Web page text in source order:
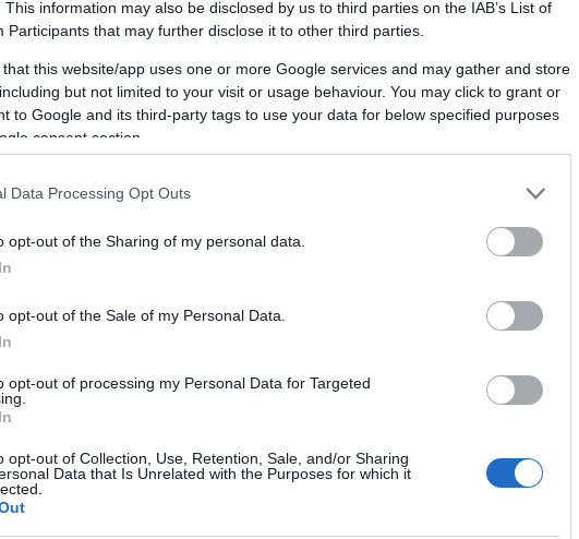
This information may also be disclosed by us to third parties on the IAB’s List of
Participants that may further disclose it to other third parties.
that this website/app uses one or more Google services and may gather and store
but not limited to your visit or usage behaviour. You may click to grant or
to Google and its third-party tags to use your data for below specified purposes
consent section.
Data Processing Opt Outs
opt-out of the Sharing of my personal data.
opt-out of the Sale of my Personal Data.
opt-out of processing my Personal Data for Targeted
opt-out of Collection, Use, Retention, Sale, and/or Sharing
Data that Is Unrelated with the Purposes for which it
ha beírja az áruház nevét és a "kuponkód" szót
kuponkódokat kell találnia, amelyekkel a
ingyenes szállítást vagy egy nagyobb összegű
összegét lehet elérni.
vásárolni, keressen kuponkódokat a weben. A
biztosítanak ösztönzésként, hogy vonzzák a
nevét és a "kupon" szót, és máris olyan
juthat, ahol kódot kaphat.
Amikor beváltja a pontjait, árucikkeket
több pénzt takaríthat meg a későbbiekben.
féljen a kedvezményektől. Sok üzlettulajdonos
ha valami olyasmiről van szó, amit már
ami történhet, hogy nemet mondanak.
nem akartak, hogy tudjon, készen áll arra,
vásárló! Ennek a cikknek köszönhetően
személyiség
legyen
1.
mivel az
2.
készségek
és
3. Jobb
egyént